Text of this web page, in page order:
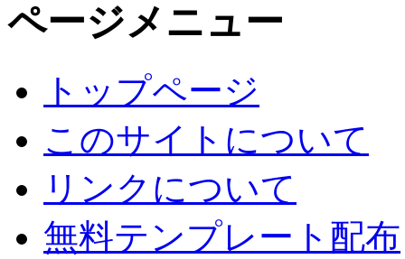
ページメニュー
トップページ
このサイトについて
リンクについて
無料テンプレート配布